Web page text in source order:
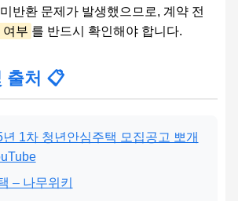
반환 문제가 발생했으므로, 계약 전
여부 를 반드시 확인해야 합니다.
출처 📋
1차 청년안심주택 모집공고 뽀개
– 나무위키